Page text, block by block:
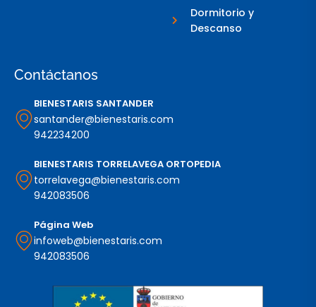
Dormitorio y
Descanso
Contáctanos
BIENESTARIS SANTANDER
santander@bienestaris.com
942234200
BIENESTARIS TORRELAVEGA ORTOPEDIA
torrelavega@bienestaris.com
942083506
Página Web
infoweb@bienestaris.com
942083506